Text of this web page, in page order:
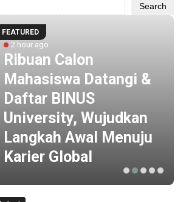
Search
FEATURED
2 hour ago
Ribuan Calon
Mahasiswa Datangi &
Daftar BINUS
University, Wujudkan
Langkah Awal Menuju
Karier Global